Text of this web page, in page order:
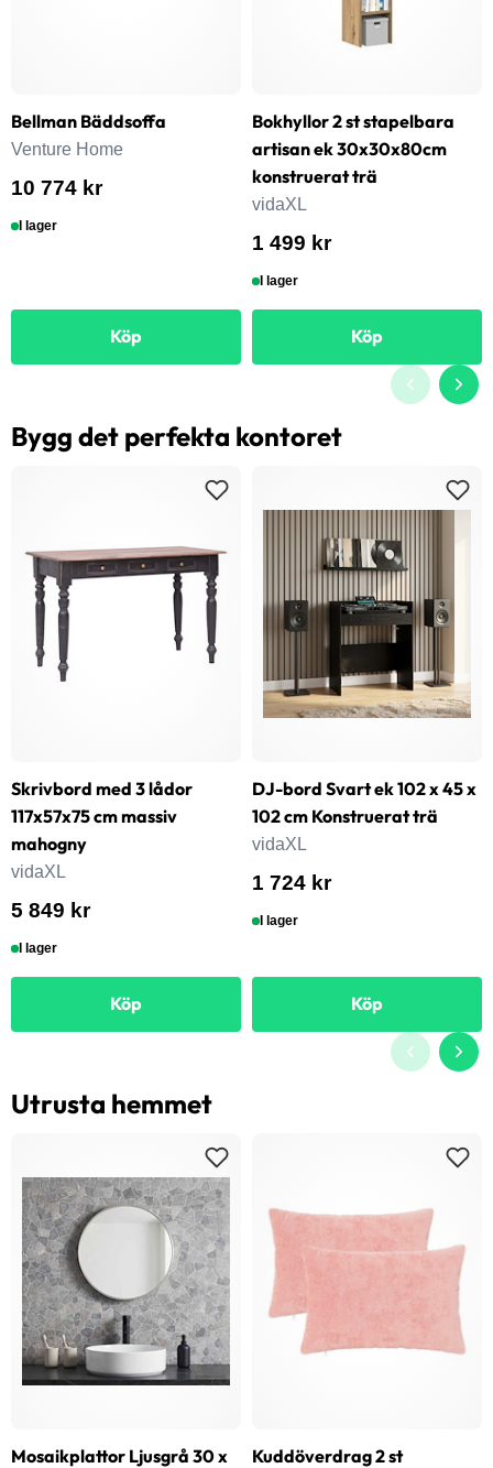
Bellman Bäddsoffa
Venture Home
10 774 kr
I lager
Köp
Bokhyllor 2 st stapelbara
artisan ek 30x30x80cm
konstruerat trä
vidaXL
1 499 kr
I lager
Köp
Bygg det perfekta kontoret
Skrivbord med 3 lådor
117x57x75 cm massiv
mahogny
vidaXL
5 849 kr
I lager
Köp
DJ-bord Svart ek 102 x 45 x
102 cm Konstruerat trä
vidaXL
1 724 kr
I lager
Köp
Utrusta hemmet
Mosaikplattor Ljusgrå 30 x
Kuddöverdrag 2 st